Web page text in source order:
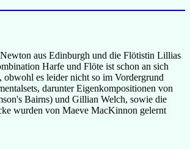
aus Edinburgh und die Flötistin Lillias
Harfe und Flöte ist schon an sich
obwohl es leider nicht so im Vordergrund
darunter Eigenkompositionen von
Bairns) und Gillian Welch, sowie die
wurden von Maeve MacKinnon gelernt